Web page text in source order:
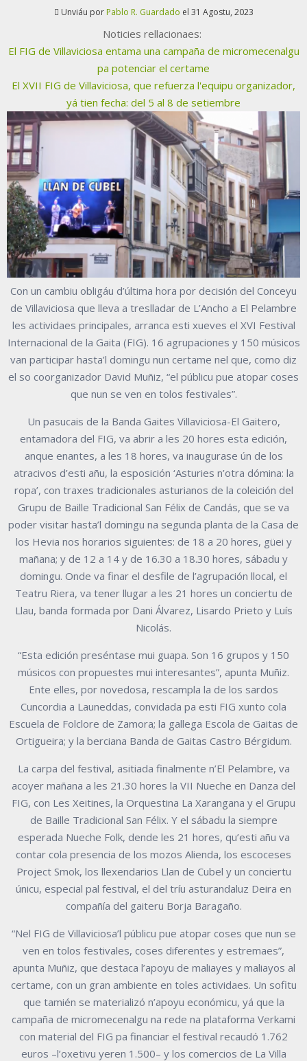
Unviáu por Pablo R. Guardado el 31 Agostu, 2023
Noticies rellacionaes:
El FIG de Villaviciosa entama una campaña de micromecenalgu
pa potenciar el certame
El XVII FIG de Villaviciosa, que refuerza l'equipu organizador,
yá tien fecha: del 5 al 8 de setiembre
Con un cambiu obligáu d’última hora por decisión del Conceyu
de Villaviciosa que lleva a treslladar de L’Ancho a El Pelambre
les actividaes principales, arranca esti xueves el XVI Festival
Internacional de la Gaita (FIG). 16 agrupaciones y 150 músicos
van participar hasta’l domingu nun certame nel que, como diz
el so coorganizador David Muñiz, “el públicu pue atopar coses
que nun se ven en tolos festivales”.
Un pasucais de la Banda Gaites Villaviciosa-El Gaitero,
entamadora del FIG, va abrir a les 20 hores esta edición,
anque enantes, a les 18 hores, va inaugurase ún de los
atracivos d’esti añu, la esposición ‘Asturies n’otra dómina: la
ropa’, con traxes tradicionales asturianos de la coleición del
Grupu de Baille Tradicional San Félix de Candás, que se va
poder visitar hasta’l domingu na segunda planta de la Casa de
los Hevia nos horarios siguientes: de 18 a 20 hores, güei y
mañana; y de 12 a 14 y de 16.30 a 18.30 hores, sábadu y
domingu. Onde va finar el desfile de l’agrupación llocal, el
Teatru Riera, va tener llugar a les 21 hores un conciertu de
Llau, banda formada por Dani Álvarez, Lisardo Prieto y Luís
Nicolás.
“Esta edición preséntase mui guapa. Son 16 grupos y 150
músicos con propuestes mui interesantes”, apunta Muñiz.
Ente elles, por novedosa, rescampla la de los sardos
Cuncordia a Launeddas, convidada pa esti FIG xunto cola
Escuela de Folclore de Zamora; la gallega Escola de Gaitas de
Ortigueira; y la berciana Banda de Gaitas Castro Bérgidum.
La carpa del festival, asitiada finalmente n’El Pelambre, va
acoyer mañana a les 21.30 hores la VII Nueche en Danza del
FIG, con Les Xeitines, la Orquestina La Xarangana y el Grupu
de Baille Tradicional San Félix. Y el sábadu la siempre
esperada Nueche Folk, dende les 21 hores, qu’esti añu va
contar cola presencia de los mozos Alienda, los escoceses
Project Smok, los llexendarios Llan de Cubel y un conciertu
únicu, especial pal festival, el del tríu asturandaluz Deira en
compañía del gaiteru Borja Baragaño.
“Nel FIG de Villaviciosa’l públicu pue atopar coses que nun se
ven en tolos festivales, coses diferentes y estremaes”,
apunta Muñiz, que destaca l’apoyu de maliayes y maliayos al
certame, con un gran ambiente en toles actividaes. Un sofitu
que tamién se materializó n’apoyu económicu, yá que la
campaña de micromecenalgu na rede na plataforma Verkami
con material del FIG pa financiar el festival recaudó 1.762
euros –l’oxetivu yeren 1.500– y los comercios de La Villa